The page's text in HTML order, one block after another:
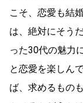
こそ、恋愛も結
は、絶対にそう
った30代の魅力
と恋愛を楽しん
ば、求めるもの